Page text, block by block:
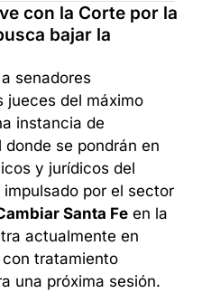
con la Corte por la
bajar la
senadores
jueces del máximo
instancia de
se pondrán en
y jurídicos del
por el sector
Santa Fe en la
actualmente en
con tratamiento
una próxima sesión.